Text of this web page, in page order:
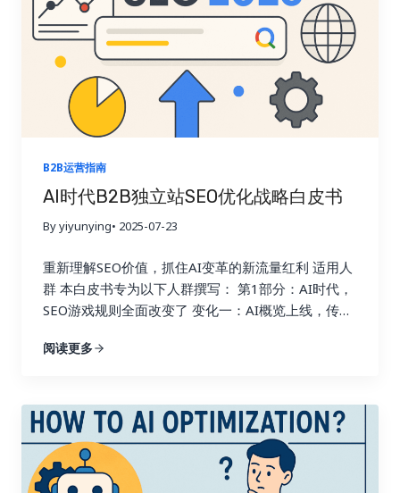
B2B运营指南
AI时代B2B独立站SEO优化战略白皮书
By yiyunying• 2025-07-23
重新理解SEO价值，抓住AI变革的新流量红利 适用人
群 本白皮书专为以下人群撰写： 第1部分：AI时代，
SEO游戏规则全面改变了 变化一：AI概览上线，传统
Overview（AI概览）功能：
意味着什么？ 即使有几百个关键词排名首页，流量也
会大幅减少！ 变化二：Google“本地推荐”机制强化，
阻断跨境流量 想象你在北京点外卖，美团只推荐10公
里内的商家，广州的餐厅再好也不会出现。 Google
阅读更多